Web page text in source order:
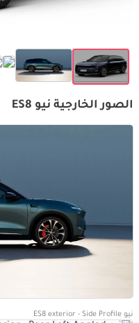
الصور الخارجية نيو ES8
نيو ES8 exterior - Side Profile